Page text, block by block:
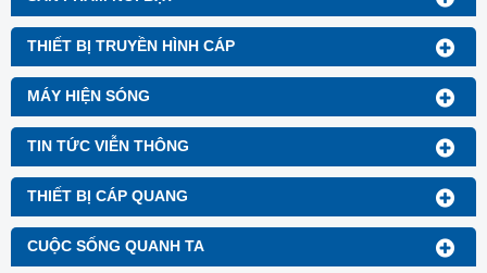
THIẾT BỊ TRUYỀN HÌNH CÁP
MÁY HIỆN SÓNG
TIN TỨC VIỄN THÔNG
THIẾT BỊ CÁP QUANG
CUỘC SỐNG QUANH TA